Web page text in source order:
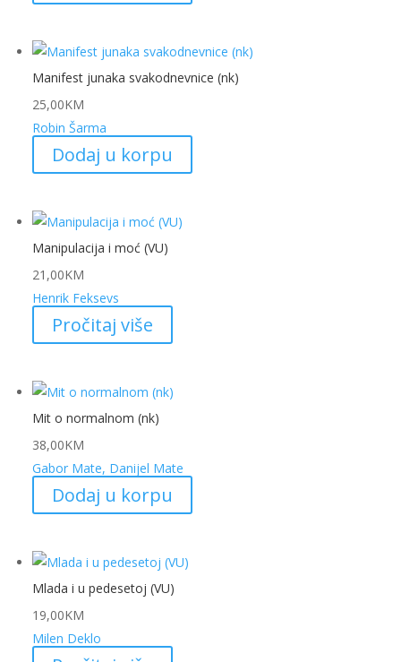
Manifest junaka svakodnevnice (nk)
25,00KM
Robin Šarma
Dodaj u korpu
Manipulacija i moć (VU)
21,00KM
Henrik Feksevs
Pročitaj više
Mit o normalnom (nk)
38,00KM
Gabor Mate, Danijel Mate
Dodaj u korpu
Mlada i u pedesetoj (VU)
19,00KM
Milen Deklo